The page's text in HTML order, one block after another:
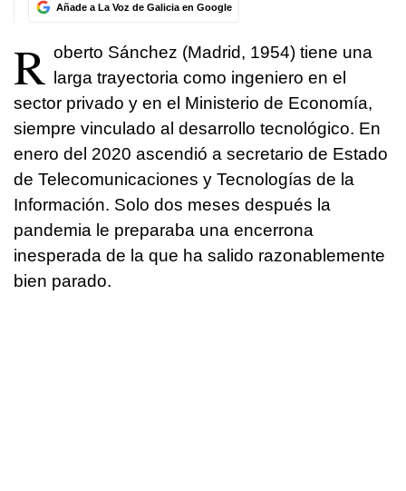
Añade a La Voz de Galicia en Google
R oberto Sánchez (Madrid, 1954) tiene una
larga trayectoria como ingeniero en el
sector privado y en el Ministerio de Economía,
siempre vinculado al desarrollo tecnológico. En
enero del 2020 ascendió a secretario de Estado
de Telecomunicaciones y Tecnologías de la
Información. Solo dos meses después la
pandemia le preparaba una encerrona
inesperada de la que ha salido razonablemente
bien parado.